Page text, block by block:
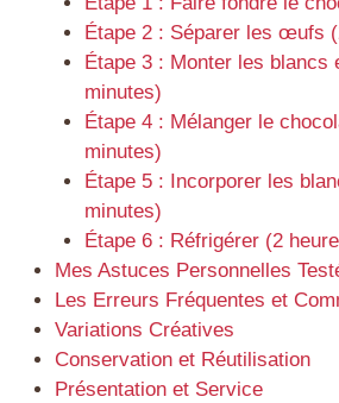
Étape 2 : Séparer les œufs
Étape 3 : Monter les blancs
minutes)
Étape 4 : Mélanger le
minutes)
Étape 5 : Incorporer les
minutes)
Étape 6 : Réfrigérer (2
Mes Astuces Personnelles
Les Erreurs Fréquentes et
Variations Créatives
Conservation et Réutilisation
Présentation et Service